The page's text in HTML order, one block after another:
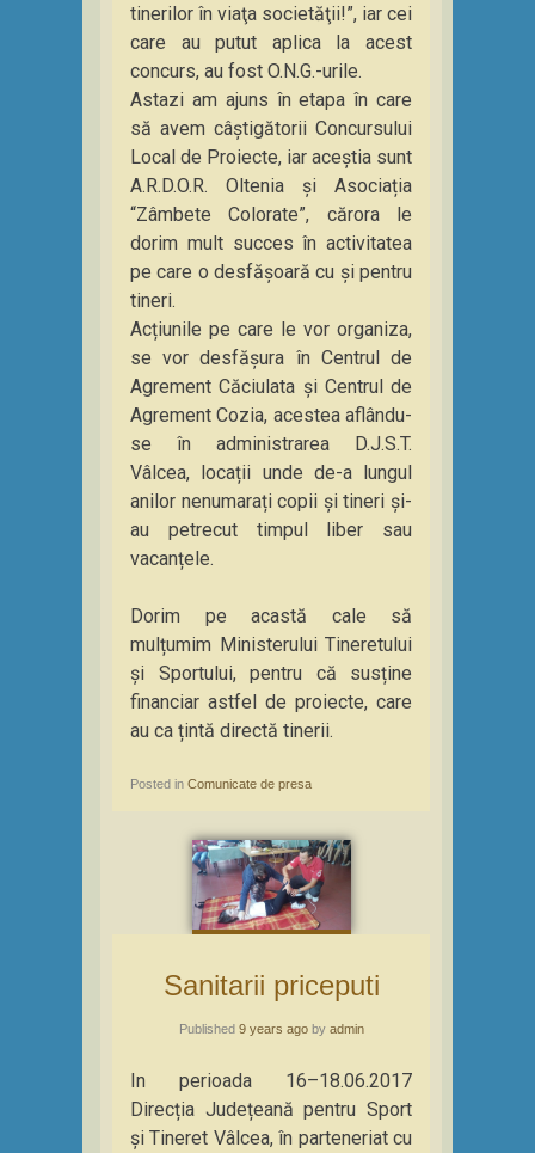
tinerilor în viaţa societăţii!”, iar cei
care au putut aplica la acest
concurs, au fost O.N.G.-urile.
Astazi am ajuns în etapa în care
să avem câștigătorii Concursului
Local de Proiecte, iar aceștia sunt
A.R.D.O.R. Oltenia și Asociația
“Zâmbete Colorate”, cărora le
dorim mult succes în activitatea
pe care o desfășoară cu și pentru
tineri.
Acțiunile pe care le vor organiza,
se vor desfășura în Centrul de
Agrement Căciulata și Centrul de
Agrement Cozia, acestea aflându-
se în administrarea D.J.S.T.
Vâlcea, locații unde de-a lungul
anilor nenumarați copii și tineri și-
au petrecut timpul liber sau
vacanțele.
Dorim pe acastă cale să
mulțumim Ministerului Tineretului
și Sportului, pentru că susține
financiar astfel de proiecte, care
au ca țintă directă tinerii.
Posted in Comunicate de presa
Sanitarii priceputi
Published 9 years agoby admin
In perioada 16–18.06.2017
Direcția Județeană pentru Sport
și Tineret Vâlcea, în parteneriat cu